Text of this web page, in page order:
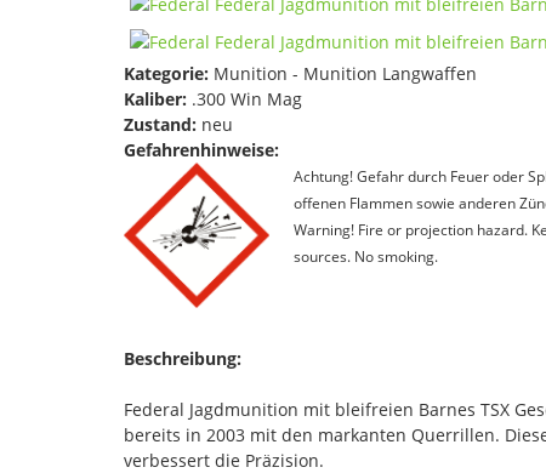
Kategorie: Munition - Munition Langwaffen
Kaliber: .300 Win Mag
Zustand: neu
Gefahrenhinweise:
Achtung! Gefahr durch Feuer oder
offenen Flammen sowie anderen
Warning! Fire or projection hazard.
sources. No smoking.
Beschreibung:
Federal Jagdmunition mit bleifreien Barnes TSX
bereits in 2003 mit den markanten Querrillen.
verbessert die Präzision.